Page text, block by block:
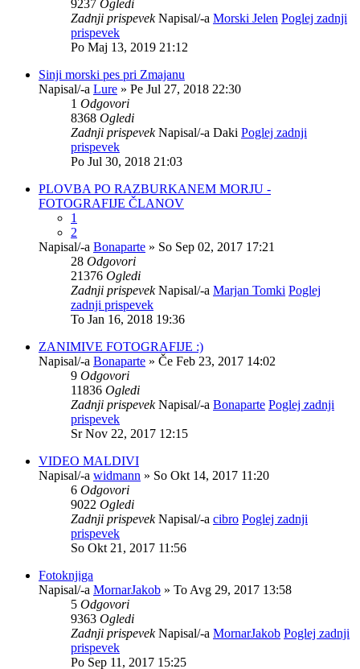
9237 Ogledi
Zadnji prispevekNapisal/-a Morski Jelen Poglej zadnji
prispevek
Po Maj 13, 2019 21:12
Sinji morski pes pri Zmajanu
Napisal/-a Lure » Pe Jul 27, 2018 22:30
1 Odgovori
8368 Ogledi
Zadnji prispevekNapisal/-a Daki Poglej zadnji
prispevek
Po Jul 30, 2018 21:03
PLOVBA PO RAZBURKANEM MORJU -
FOTOGRAFIJE ČLANOV
1
2
Napisal/-a Bonaparte » So Sep 02, 2017 17:21
28 Odgovori
21376 Ogledi
Zadnji prispevekNapisal/-a Marjan Tomki Poglej
zadnji prispevek
To Jan 16, 2018 19:36
ZANIMIVE FOTOGRAFIJE :)
Napisal/-a Bonaparte » Če Feb 23, 2017 14:02
9 Odgovori
11836 Ogledi
Zadnji prispevekNapisal/-a Bonaparte Poglej zadnji
prispevek
Sr Nov 22, 2017 12:15
VIDEO MALDIVI
Napisal/-a widmann » So Okt 14, 2017 11:20
6 Odgovori
9022 Ogledi
Zadnji prispevekNapisal/-a cibro Poglej zadnji
prispevek
So Okt 21, 2017 11:56
Fotoknjiga
Napisal/-a MornarJakob » To Avg 29, 2017 13:58
5 Odgovori
9363 Ogledi
Zadnji prispevekNapisal/-a MornarJakob Poglej zadnji
prispevek
Po Sep 11, 2017 15:25